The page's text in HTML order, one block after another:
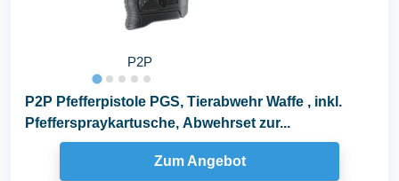
P2P
P2P Pfefferpistole PGS, Tierabwehr Waffe , inkl.
Pfefferspraykartusche, Abwehrset zur...
Zum Angebot